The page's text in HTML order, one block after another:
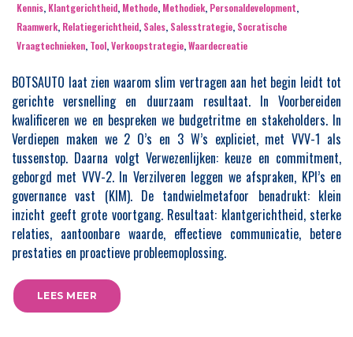
Kennis, Klantgerichtheid, Methode, Methodiek, Personaldevelopment,
Raamwerk, Relatiegerichtheid, Sales, Salesstrategie, Socratische
Vraagtechnieken, Tool,Verkoopstrategie,Waardecreatie
BOTSAUTO laat zien waarom slim vertragen aan het begin leidt tot
gerichte versnelling en duurzaam resultaat. In Voorbereiden
kwalificeren we en bespreken we budgetritme en stakeholders. In
Verdiepen maken we 2 O’s en 3 W’s expliciet, met VVV-1 als
tussenstop. Daarna volgt Verwezenlijken: keuze en commitment,
geborgd met VVV-2. In Verzilveren leggen we afspraken, KPI’s en
governance vast (KIM). De tandwielmetafoor benadrukt: klein
inzicht geeft grote voortgang. Resultaat: klantgerichtheid, sterke
relaties, aantoonbare waarde, effectieve communicatie, betere
prestaties en proactieve probleemoplossing.
LEES MEER